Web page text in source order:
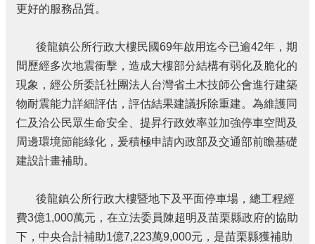
件
處
理
網
站
連
結
資
訊
更好的服務品質。
後龍鎮公所行政大樓民國69年啟用迄今已逾42年，期
間歷經多次地震衝擊，造成大樓部分結構有弱化及脆化的
現象，經公所委託社團法人台灣省土木技師公會進行建築
物耐震能力詳細評估，評估結果建議拆除重建。為維護同
仁及洽公民眾生命安全、提昇行政效率並加強停車空間及
周邊環境節能綠化，爰積極申請內政部及交通部前瞻基礎
建設計畫補助。
後龍鎮公所行政大樓暨地下及平面停車場，總工程經
費3億1,000萬元，在立法委員陳超明及苗栗縣政府的協助
下，中央合計補助1億7,223萬9,000元，是苗栗縣獲補助